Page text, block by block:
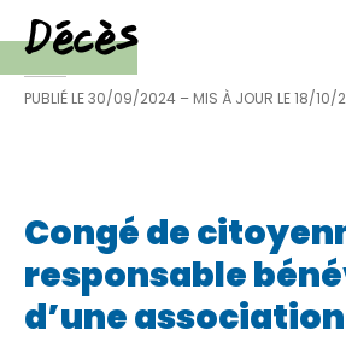
Décès
PUBLIÉ LE30/09/2024 – MIS À JOUR LE18/10/
Congé de
responsable
d’une association